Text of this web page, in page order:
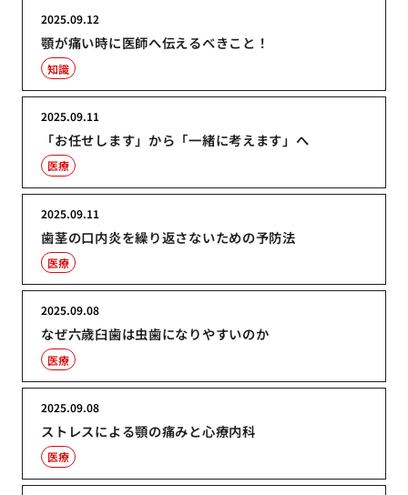
顎が痛い時に医師へ伝えるべきこと！
2025.09.12
知識
「お任せします」から「一緒に考えます」へ
2025.09.11
医療
歯茎の口内炎を繰り返さないための予防法
2025.09.11
医療
なぜ六歳臼歯は虫歯になりやすいのか
2025.09.08
医療
ストレスによる顎の痛みと心療内科
2025.09.08
医療